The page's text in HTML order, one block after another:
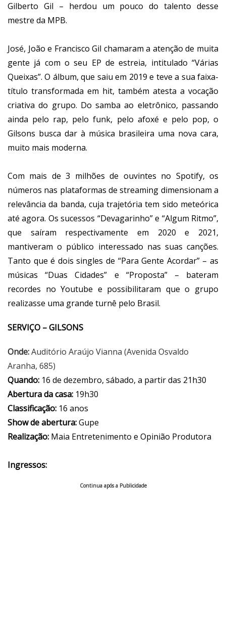
Gilberto Gil – herdou um pouco do talento desse
mestre da MPB.
José, João e Francisco Gil chamaram a atenção de muita
gente já com o seu EP de estreia, intitulado “Várias
Queixas”. O álbum, que saiu em 2019 e teve a sua faixa-
título transformada em hit, também atesta a vocação
criativa do grupo. Do samba ao eletrônico, passando
ainda pelo rap, pelo funk, pelo afoxé e pelo pop, o
Gilsons busca dar à música brasileira uma nova cara,
muito mais moderna.
Com mais de 3 milhões de ouvintes no Spotify, os
números nas plataformas de streaming dimensionam a
relevância da banda, cuja trajetória tem sido meteórica
até agora. Os sucessos “Devagarinho” e “Algum Ritmo”,
que saíram respectivamente em 2020 e 2021,
mantiveram o público interessado nas suas canções.
Tanto que é dois singles de “Para Gente Acordar” – as
músicas “Duas Cidades” e “Proposta” – bateram
recordes no Youtube e possibilitaram que o grupo
realizasse uma grande turnê pelo Brasil.
SERVIÇO – GILSONS
Onde:Auditório Araújo Vianna (Avenida Osvaldo
Aranha, 685)
Quando: 16 de dezembro, sábado, a partir das 21h30
Abertura da casa: 19h30
Classificação: 16 anos
Show de abertura:Gupe
Realização: Maia Entretenimento e Opinião Produtora
Ingressos:
Continua após a Publicidade